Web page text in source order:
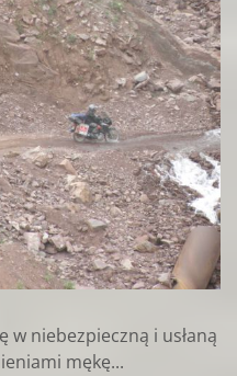
w niebezpieczną i usłaną
mękę...